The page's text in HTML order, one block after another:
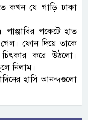
কখন যে গাড়ি ঢাকা
পকেটে হাত
ফোন দিয়ে তাকে
করে উঠলো।
নিলাম।
হাসি আনন্দগুলো